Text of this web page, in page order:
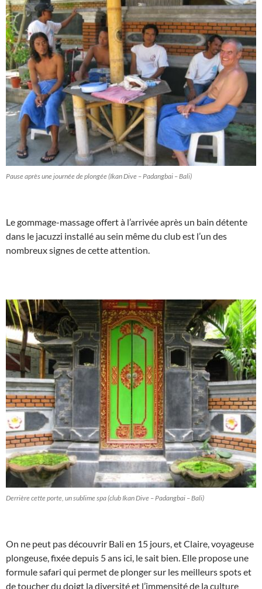
Pause après une journée de plongée (Ikan Dive – Padangbai – Bali)
Le gommage-massage offert à l’arrivée après un bain détente
dans le jacuzzi installé au sein même du club est l’un des
nombreux signes de cette attention.
Derrière cette porte, un sublime spa (club Ikan Dive – Padangbai – Bali)
On ne peut pas découvrir Bali en 15 jours, et Claire, voyageuse
plongeuse, fixée depuis 5 ans ici, le sait bien. Elle propose une
formule safari qui permet de plonger sur les meilleurs spots et
de toucher du doigt la diversité et l’immensité de la culture